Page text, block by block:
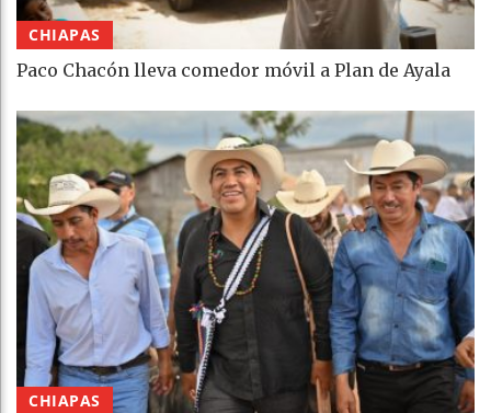
CHIAPAS
Paco Chacón lleva comedor móvil a Plan de Ayala
CHIAPAS